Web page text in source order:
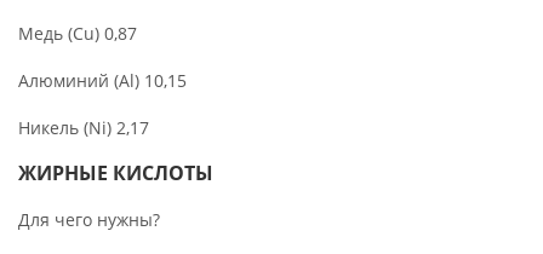
Медь (Сu) 0,87
Алюминий (Al) 10,15
Никель (Ni) 2,17
ЖИРНЫЕ КИСЛОТЫ
Для чего нужны?⠀